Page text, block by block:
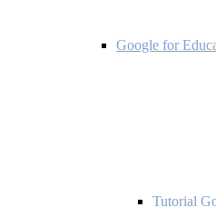
Google for
Tutorial